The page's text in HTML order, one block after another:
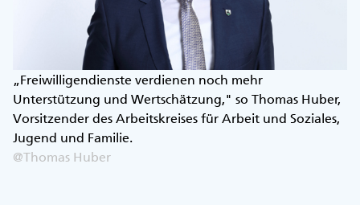
„Freiwilligendienste verdienen noch mehr
Unterstützung und Wertschätzung," so Thomas Huber,
Vorsitzender des Arbeitskreises für Arbeit und Soziales,
Jugend und Familie.
@Thomas Huber